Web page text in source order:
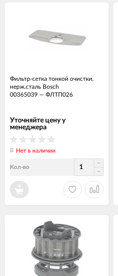
Фильтр-сетка тонкой очистки,
нерж.сталь Bosch
00365039 — ФЛТП026
Уточняйте цену у
менеджера
Нет в наличии
Кол-во